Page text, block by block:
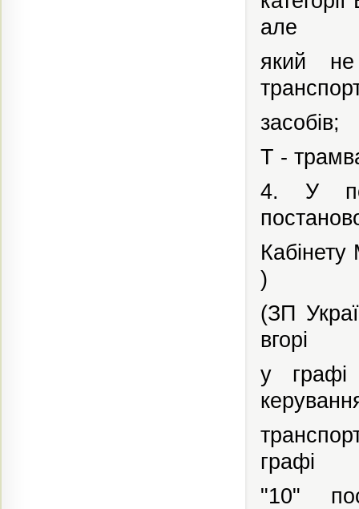
але
який
засобів;
Т -
4. У
Кабінету
)
(ЗП
вгорі
у графі
графі
"10"